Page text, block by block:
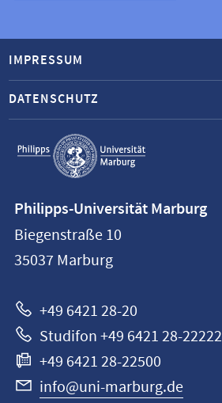
Service-
Navigation
IMPRESSUM
DATENSCHUTZ
Philipps-
Universität
Marburg
Philipps-Universität Marburg
Biegenstraße 10
35037 Marburg
+49 6421 28-20
Studifon +49 6421 28-22222
+49 6421 28-22500
info@uni-marburg.de